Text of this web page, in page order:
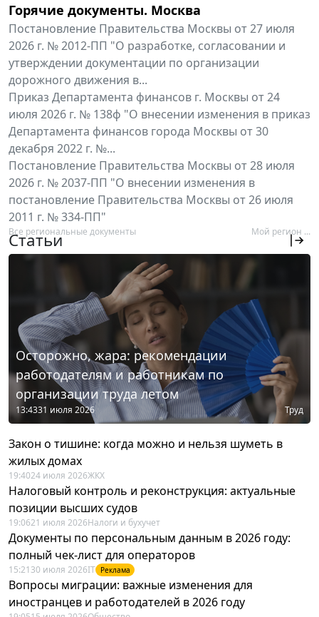
Горячие документы. Москва
Постановление Правительства Москвы от 27 июля
2026 г. № 2012-ПП "О разработке, согласовании и
утверждении документации по организации
дорожного движения в...
Приказ Департамента финансов г. Москвы от 24
июля 2026 г. № 138ф "О внесении изменения в приказ
Департамента финансов города Москвы от 30
декабря 2022 г. №...
Постановление Правительства Москвы от 28 июля
2026 г. № 2037-ПП "О внесении изменения в
постановление Правительства Москвы от 26 июля
2011 г. № 334-ПП"
Все региональные документы Мой регион ...
Статьи
Осторожно, жара: рекомендации
работодателям и работникам по
организации труда летом
13:4331 июля 2026 Труд
Закон о тишине: когда можно и нельзя шуметь в
жилых домах
19:4024 июля 2026ЖКХ
Налоговый контроль и реконструкция: актуальные
позиции высших судов
19:0621 июля 2026Налоги и бухучет
Документы по персональным данным в 2026 году:
полный чек-лист для операторов
15:21 30 июля 2026IT Реклама
Вопросы миграции: важные изменения для
иностранцев и работодателей в 2026 году